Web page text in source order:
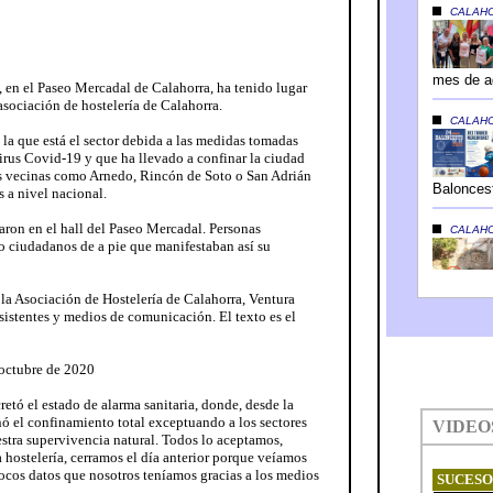
el Paseo Mercadal de Calahorra, ha tenido lugar
de hostelería de Calahorra.
que está el sector debida a las medidas tomadas
Covid-19 y que ha llevado a confinar la ciudad
como Arnedo, Rincón de Soto o San Adrián
a nivel nacional.
en el hall del Paseo Mercadal. Personas
de a pie que manifestaban así su
Asociación de Hostelería de Calahorra, Ventura
y medios de comunicación. El texto es el
de 2020
el estado de alarma sanitaria, donde, desde la
el confinamiento total exceptuando a los sectores
supervivencia natural. Todos lo aceptamos,
cerramos el día anterior porque veíamos
datos que nosotros teníamos gracias a los medios